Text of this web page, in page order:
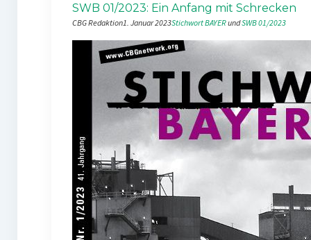
SWB 01/2023: Ein Anfang mit Schrecken
CBG Redaktion1. Januar 2023Stichwort BAYER und SWB 01/2023